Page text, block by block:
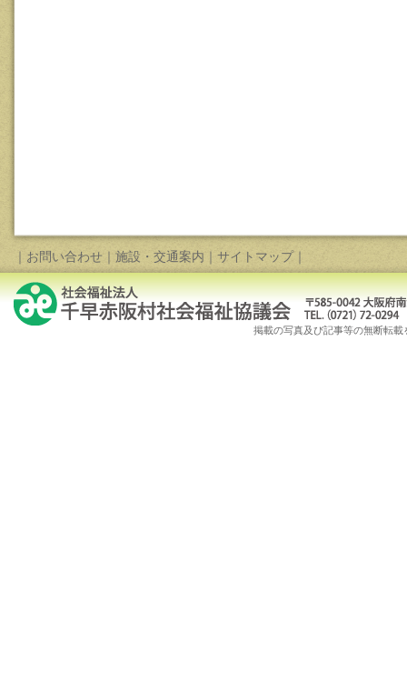
｜ お問い合わせ ｜ 施設・交通案内 ｜ サイトマップ｜
掲載の写真及び記事等の無断転